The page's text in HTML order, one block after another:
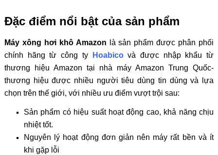
Đặc điểm nổi bật của sản phẩm
Máy xông hơi khô Amazon là sản phẩm được phân phối
chính hãng từ công ty
Hoabicovà được nhập khẩu từ
thương hiệu Amazon tại nhà máy Amazon Trung Quốc-
thương hiệu được nhiều người tiêu dùng tin dùng và lựa
chọn trên thế giới, với nhiều ưu điểm vượt trội sau:
Sản phẩm có hiệu suất hoạt động cao, khả năng chịu
nhiệt tốt.
Nguyên lý hoạt động đơn giản nên máy rất bền và ít
khi gặp lỗi